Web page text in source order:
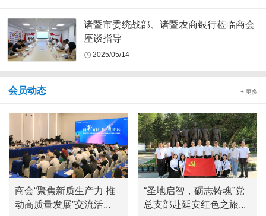
诸暨市委统战部、诸暨农商银行莅临商会
座谈指导
2025/05/14
会员动态 + 更多
商会“聚焦新质生产力 推
动高质量发展”交流活...
“圣地启智，砺志铸魂”党
总支部赴延安红色之旅...